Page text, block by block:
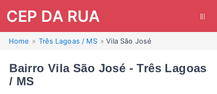
CEP DA RUA
Home Três Lagoas / MS Vila São José
Bairro Vila São José - Três Lagoas
/ MS